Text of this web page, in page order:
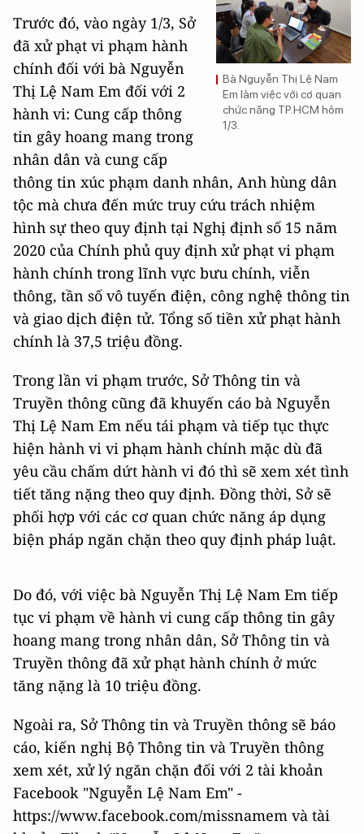
Bà Nguyễn Thị Lệ Nam
Em làm việc với cơ quan
chức năng TP.HCM hôm
1/3.
Trước đó, vào ngày 1/3, Sở
đã xử phạt vi phạm hành
chính đối với bà Nguyễn
Thị Lệ Nam Em đối với 2
hành vi: Cung cấp thông
tin gây hoang mang trong
nhân dân và cung cấp
thông tin xúc phạm danh nhân, Anh hùng dân
tộc mà chưa đến mức truy cứu trách nhiệm
hình sự theo quy định tại Nghị định số 15 năm
2020 của Chính phủ quy định xử phạt vi phạm
hành chính trong lĩnh vực bưu chính, viễn
thông, tần số vô tuyến điện, công nghệ thông tin
và giao dịch điện tử. Tổng số tiền xử phạt hành
chính là 37,5 triệu đồng.
Trong lần vi phạm trước, Sở Thông tin và
Truyền thông cũng đã khuyến cáo bà Nguyễn
Thị Lệ Nam Em nếu tái phạm và tiếp tục thực
hiện hành vi vi phạm hành chính mặc dù đã
yêu cầu chấm dứt hành vi đó thì sẽ xem xét tình
tiết tăng nặng theo quy định. Đồng thời, Sở sẽ
phối hợp với các cơ quan chức năng áp dụng
biện pháp ngăn chặn theo quy định pháp luật.
Do đó, với việc bà Nguyễn Thị Lệ Nam Em tiếp
tục vi phạm về hành vi cung cấp thông tin gây
hoang mang trong nhân dân, Sở Thông tin và
Truyền thông đã xử phạt hành chính ở mức
tăng nặng là 10 triệu đồng.
Ngoài ra, Sở Thông tin và Truyền thông sẽ báo
cáo, kiến nghị Bộ Thông tin và Truyền thông
xem xét, xử lý ngăn chặn đối với 2 tài khoản
Facebook "Nguyễn Lệ Nam Em" -
https://www.facebook.com/missnamem và tài